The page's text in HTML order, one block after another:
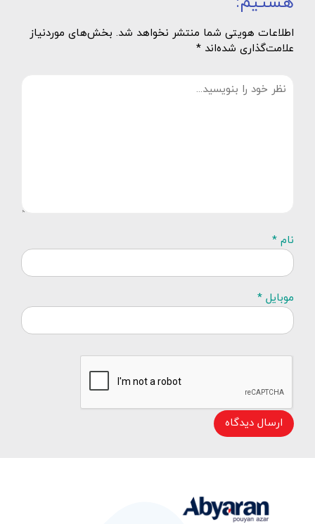
اطلاعات هویتی شما منتشر نخواهد شد. بخش‌های موردنیاز
علامت‌گذاری شده‌اند *
نام *
موبایل *
ارسال دیدگاه